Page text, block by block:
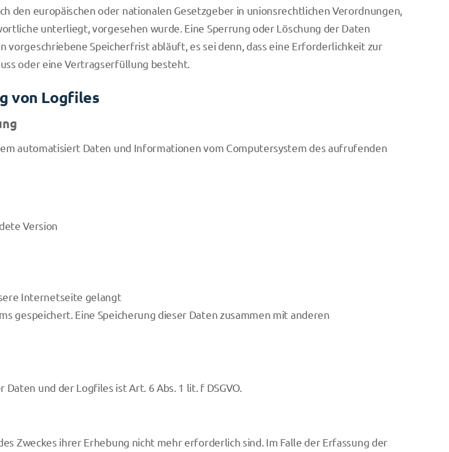
den europäischen oder nationalen Gesetzgeber in unionsrechtlichen Verordnungen,
unterliegt, vorgesehen wurde. Eine Sperrung oder Löschung der Daten
vorgeschriebene Speicherfrist abläuft, es sei denn, dass eine Erforderlichkeit zur
oder eine Vertragserfüllung besteht.
von Logfiles
automatisiert Daten und Informationen vom Computersystem des aufrufenden
Version
Internetseite gelangt
gespeichert. Eine Speicherung dieser Daten zusammen mit anderen
und der Logfiles ist Art. 6 Abs. 1 lit. f DSGVO.
Zweckes ihrer Erhebung nicht mehr erforderlich sind. Im Falle der Erfassung der